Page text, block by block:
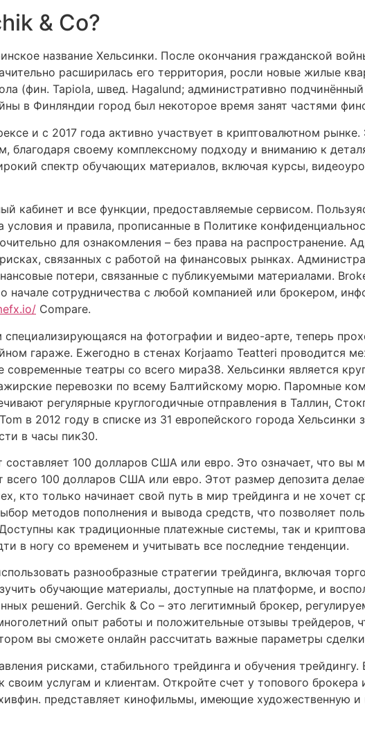
& Co?
название Хельсинки. После окончания гражданской
расширилась его территория, росли новые жилые
(фин. Tapiola, швед. Hagalund; административно
в Финляндии город был некоторое время занят частями
и с 2017 года активно участвует в криптовалютном
своему комплексному подходу и вниманию к
спектр обучающих материалов, включая курсы,
кабинет и все функции, предоставляемые сервисом.
условия и правила, прописанные в Политике
для ознакомления – без права на распространение.
связанных с работой на финансовых рынках.
потери, связанные с публикуемыми материалами.
начале сотрудничества с любой компанией или брокером,
Compare.
на фотографии и видео-арте, теперь
гараже. Ежегодно в стенах Korjaamo Teatteri проводится
театры со всего мира38. Хельсинки является
перевозки по всему Балтийскому морю. Паромные
регулярные круглогодичные отправления в Таллин,
в 2012 году в списке из 31 европейского города Хельсинки
в часы пик30.
100 долларов США или евро. Это означает, что вы
всего 100 долларов США или евро. Этот размер депозита
кто только начинает свой путь в мир трейдинга и не хочет
методов пополнения и вывода средств, что позволяет
как традиционные платежные системы, так и
в ногу со временем и учитывать все последние тенденции.
разнообразные стратегии трейдинга, включая
обучающие материалы, доступные на платформе, и
решений. Gerchik & Co – это легитимный брокер,
опыт работы и положительные отзывы трейдеров,
вы сможете онлайн рассчитать важные параметры
рисками, стабильного трейдинга и обучения трейдингу.
услугам и клиентам. Откройте счет у топового брокера
представляет кинофильмы, имеющие художественную и